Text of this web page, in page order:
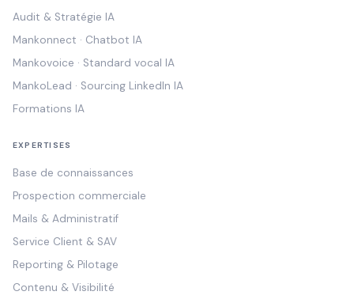
Audit & Stratégie IA
Mankonnect · Chatbot IA
Mankovoice · Standard vocal IA
MankoLead · Sourcing LinkedIn IA
Formations IA
EXPERTISES
Base de connaissances
Prospection commerciale
Mails & Administratif
Service Client & SAV
Reporting & Pilotage
Contenu & Visibilité